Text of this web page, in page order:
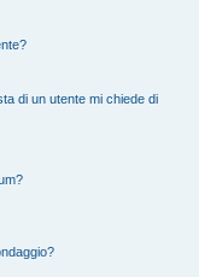
di un utente mi chiede di